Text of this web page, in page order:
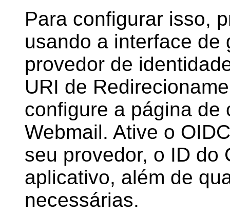
Para configurar isso,
usando a interface de
provedor de
URI de
configure a página de
Webmail. Ative o
seu provedor, o ID do
aplicativo, além de
necessárias.